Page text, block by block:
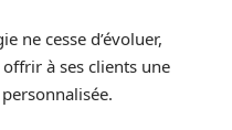
ne cesse d’évoluer,
offrir à ses clients une